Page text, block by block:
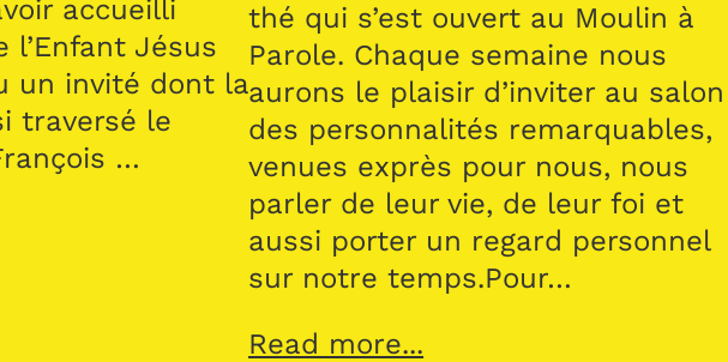
accueilli
l’Enfant Jésus
un invité dont la
traversé le
…
thé qui s’est ouvert au Moulin à
Parole. Chaque semaine nous
aurons le plaisir d’inviter au salon
des personnalités remarquables,
venues exprès pour nous, nous
parler de leur vie, de leur foi et
aussi porter un regard personnel
sur notre temps.Pour…
Read more...